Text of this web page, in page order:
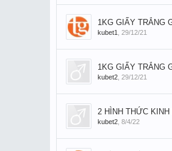
1KG GIẤY TRẮNG
kubet1 29/12/21
1KG GIẤY TRẮNG
kubet2 29/12/21
2 HÌNH THỨC
kubet2 8/4/22